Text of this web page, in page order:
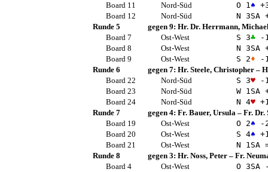
Board 11
Nord-Süd O 1♠
Board 12
Nord-Süd N 3SA
Runde 5
gegen 9: Hr. Dr. Herrmann,
Board 7
Ost-West S 3♣-
Board 8
Ost-West N 3SA
Board 9
Ost-West S 2♦ -
Runde 6
gegen 7: Hr. Steele, Christopher–
Board 22
Nord-Süd S 3♥-
Board 23
Nord-Süd W 1SA
Board 24
Nord-Süd N 4♥
Runde 7
gegen 4: Fr. Bauer, Ursula– Fr. Dr.
Board 19
Ost-West O 2♠ -
Board 20
Ost-West S 4♠
Board 21
Ost-West N 1SA
Runde 8
gegen 3: Hr. Noss, Peter– Fr.
Board 4
Ost-West O 3SA-